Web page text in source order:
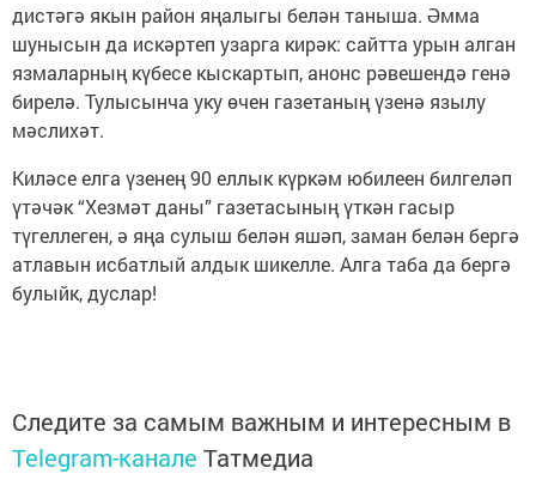
дистәгә якын район яңалыгы белән таныша. Әмма
шунысын да искәртеп узарга кирәк: сайтта урын алган
язмаларның күбесе кыскартып, анонс рәвешендә генә
бирелә. Тулысынча уку өчен газетаның үзенә язылу
мәслихәт.
Киләсе елга үзенең 90 еллык күркәм юбилеен билгеләп
үтәчәк “Хезмәт даны” газетасының үткән гасыр
түгеллеген, ә яңа сулыш белән яшәп, заман белән бергә
атлавын исбатлый алдык шикелле. Алга таба да бергә
булыйк, дуслар!
Следите за самым важным и интересным в
Telegram-канале Татмедиа